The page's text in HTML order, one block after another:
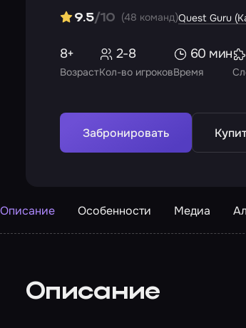
Quest Guru
9.5/10 (48 команд)
Возраст
8+
Кол-во игроков
2-8
Время
60 мин
Забронировать
Описание Особенности Медиа
Описание